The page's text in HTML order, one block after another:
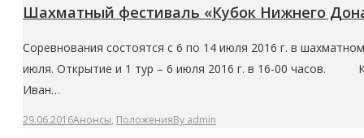
Шахматный фестиваль «Кубок Нижнего
Соревнования состоятся с 6 по 14 июля 2016 г. в
июля. Открытие и 1 тур – 6 июля 2016 г. в 16-00 часов.
Иван…
29.06.2016Анонсы, ПоложенияBy admin